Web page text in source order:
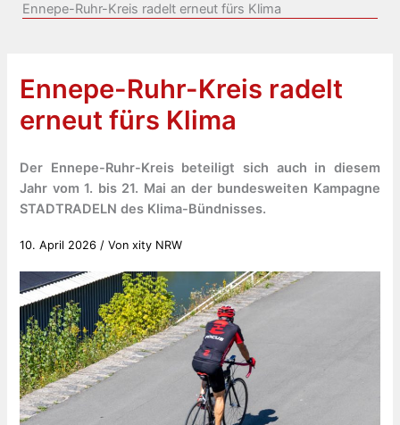
Ennepe-Ruhr-Kreis radelt erneut fürs Klima
Ennepe-Ruhr-Kreis radelt
erneut fürs Klima
Der Ennepe-Ruhr-Kreis beteiligt sich auch in diesem
Jahr vom 1. bis 21. Mai an der bundesweiten Kampagne
STADTRADELN des Klima-Bündnisses.
10. April 2026 / Vonxity NRW